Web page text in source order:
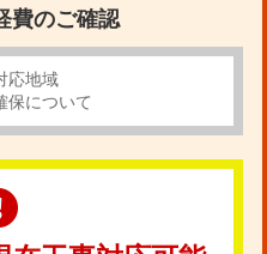
費のご確認